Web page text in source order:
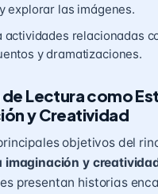
explorar las imágenes.
actividades relacionadas
y dramatizaciones.
de Lectura como
y Creatividad
objetivos del
imaginación y
presentan historias